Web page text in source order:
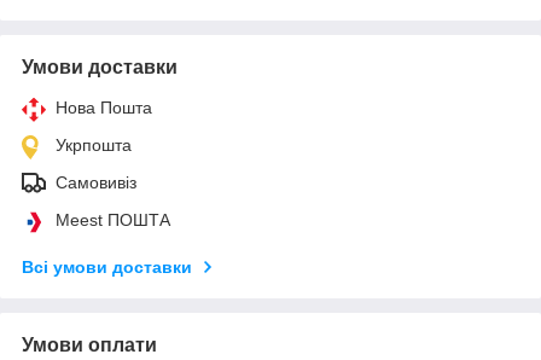
Умови доставки
Нова Пошта
Укрпошта
Самовивіз
Meest ПОШТА
Всі умови доставки
Умови оплати